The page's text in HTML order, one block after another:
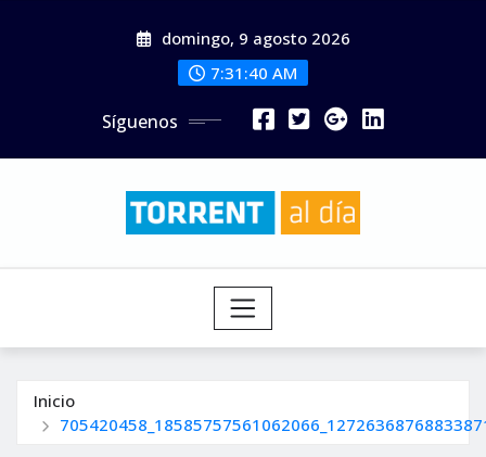
domingo, 9 agosto 2026
7:31:41 AM
Síguenos
Inicio